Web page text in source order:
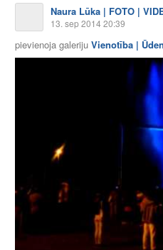
Naura Lūka | FOTO |
13. sep 2014 20:39
pievienoja galeriju Vienotība |